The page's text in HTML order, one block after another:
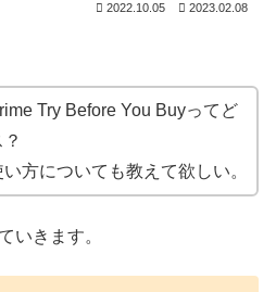
2022.10.05 2023.02.08
Try Before You Buyってど
方についても教えて欲しい。
いきます。